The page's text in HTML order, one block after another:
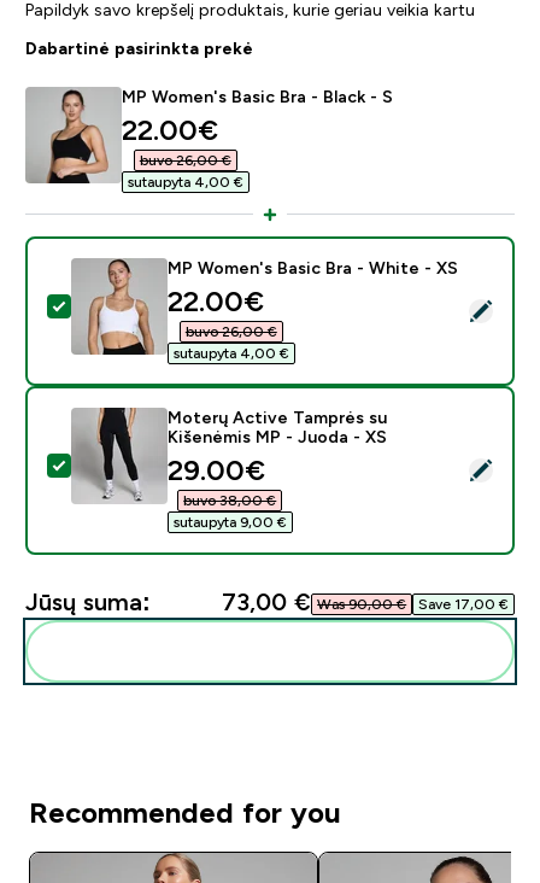
Papildyk savo krepšelį produktais, kurie geriau veikia kartu
Dabartinė pasirinkta prekė
MP Women's Basic Bra - Black - S
discounted price
22.00€‎
buvo 26,00 €‎
sutaupyta 4,00 €‎
Pasirinkti šį produktą - MP Women's Basic Bra - White
MP Women's Basic Bra - White - XS
discounted price
22.00€‎
buvo 26,00 €‎
sutaupyta 4,00 €‎
Pasirinkti šį produktą - Moterų Active Tamprės su
Moterų Active Tamprės su
Kišenėmis MP - Juoda - XS
discounted price
29.00€‎
buvo 38,00 €‎
sutaupyta 9,00 €‎
Jūsų suma: 73,00 €‎ Was 90,00 €‎ Save 17,00 €‎
Recommended for you